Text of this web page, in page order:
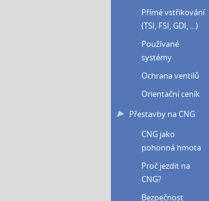
Přímé vstřikování
(TSI, FSI, GDI, ...)
Používané
systémy
Ochrana ventilů
Orientační ceník
Přestavby na CNG
CNG jako
pohonná hmota
Proč jezdit na
CNG?
Bezpečnost